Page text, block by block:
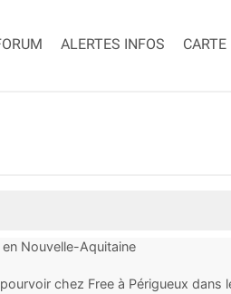
ALERTES INFOS CARTE
Nouvelle-Aquitaine
chez Free à Périgueux dans